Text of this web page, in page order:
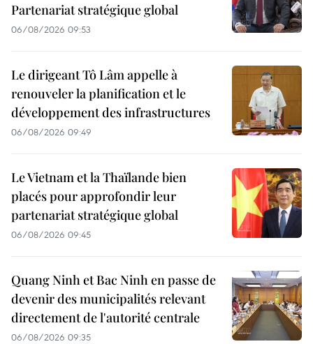
Partenariat stratégique global
06/08/2026 09:53
Le dirigeant Tô Lâm appelle à
renouveler la planification et le
développement des infrastructures
06/08/2026 09:49
Le Vietnam et la Thaïlande bien
placés pour approfondir leur
partenariat stratégique global
06/08/2026 09:45
Quang Ninh et Bac Ninh en passe de
devenir des municipalités relevant
directement de l'autorité centrale
06/08/2026 09:35